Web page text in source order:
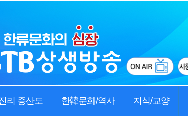
리 증산도 한韓문화/역사 지식/교양